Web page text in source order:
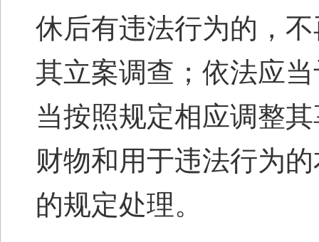
休后有违法行为的，
其立案调查；依法应
当按照规定相应调整
财物和用于违法行为
的规定处理。